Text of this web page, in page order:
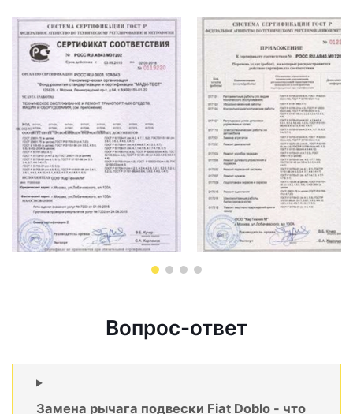
Вопрос-ответ
Замена рычага подвески Fiat Doblo - что